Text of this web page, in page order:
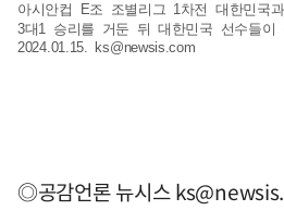
아시안컵 E조 조별리그 1차전 대한민국
3대1 승리를 거둔 뒤 대한민국 선수들이
2024.01.15. ks@newsis.com
◎공감언론 뉴시스